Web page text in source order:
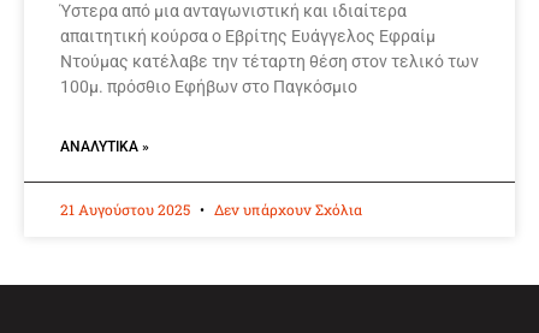
Ύστερα από μια ανταγωνιστική και ιδιαίτερα
απαιτητική κούρσα ο Εβρίτης Ευάγγελος Εφραίμ
Ντούμας κατέλαβε την τέταρτη θέση στον τελικό των
100μ. πρόσθιο Εφήβων στο Παγκόσμιο
ΑΝΑΛΥΤΙΚΆ »
21 Αυγούστου 2025 Δεν υπάρχουν Σχόλια